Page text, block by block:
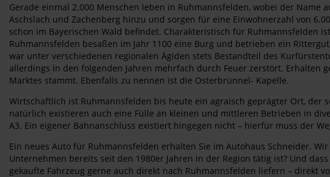
Gerade einmal 2.000 Menschen leben in Ruhmannsfelden, wobei der
Aschslach und Zachenberg hinzu und sorgen für eine Einwohnerzahl von
schon im Bayerischen Wald befindet. Charakteristisch für Ruhmannsfelden
Ruhmannsfelden besaßen im Jahr 1100 eine Burg und betrieben ein
war unter verschiedenen regionalen Ägiden stets Bestandteil des
allerdings in den folgenden Jahren mehrfach durch Feuer zerstört. Erhalten
Marktes stammt. Ebenfalls zu nennen ist die Osterbrünnel- Kapelle.
Wirtschaftlich ist Ruhmannsfelden bis heute ein agraisch geprägter Ort,
natürlich existieren auch eine Fülle an kleinen und mittleren Betrieben in
A3. Ein eigener Bahnanschluss existiert hingegen nicht – hierfür muss der
Ein neues Auto für Ruhmannsfelden erhalten Sie im Autohaus Schneider.
Unternehmen bereits seit den 1980er Jahren in der Region tätig ist? Und
gekaufte Fahrzeug gerne auch direkt nach Ruhmannsfelden liefern – direkt